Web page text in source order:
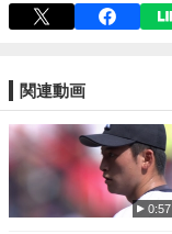
関連動画
0:57